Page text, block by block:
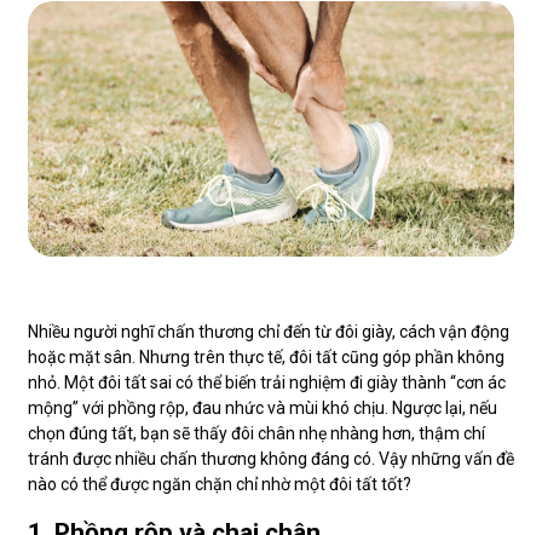
Nhiều người nghĩ chấn thương chỉ đến từ đôi giày, cách vận động
hoặc mặt sân. Nhưng trên thực tế, đôi tất cũng góp phần không
nhỏ. Một đôi tất sai có thể biến trải nghiệm đi giày thành “cơn ác
mộng” với phồng rộp, đau nhức và mùi khó chịu. Ngược lại, nếu
chọn đúng tất, bạn sẽ thấy đôi chân nhẹ nhàng hơn, thậm chí
tránh được nhiều chấn thương không đáng có. Vậy những vấn đề
nào có thể được ngăn chặn chỉ nhờ một đôi tất tốt?